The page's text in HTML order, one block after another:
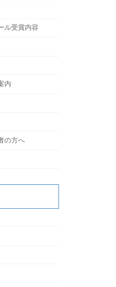
ル受賞内容
内
の方へ